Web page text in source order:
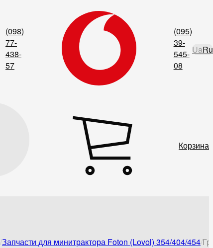
(098)
77-
438-
57
(095)
39-
545-
08
UaRu
Корзина
Запчасти для минитрактора Foton (Lovol) 354/404/454